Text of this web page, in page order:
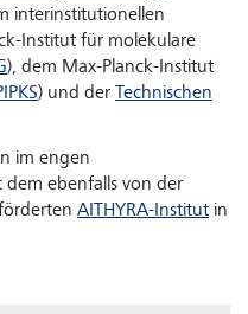
interinstitutionellen
Institut für molekulare
), dem Max-Planck-Institut
) und der
Technischen
im engen
dem ebenfalls von der
AITHYRA-Institut in